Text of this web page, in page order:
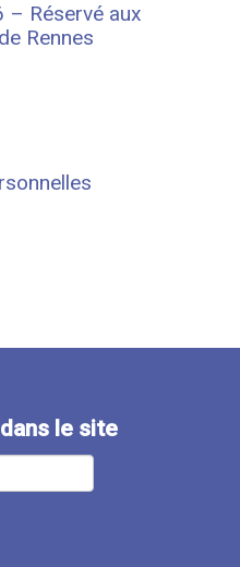
– Réservé aux
Rennes
le site